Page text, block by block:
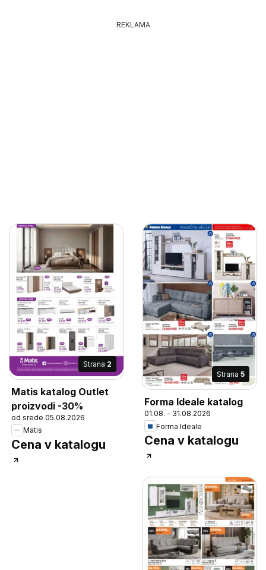
REKLAMA
Strana 2
Matis katalog Outlet
proizvodi -30%
od srede 05.08.2026
Matis
Cena v katalogu
Strana 5
Forma Ideale katalog
01.08. - 31.08.2026
Forma Ideale
Cena v katalogu